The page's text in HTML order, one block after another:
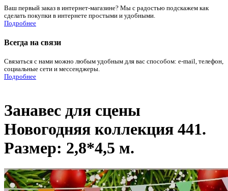
Ваш первый заказ в интернет-магазине? Мы с радостью подскажем как
сделать покупки в интернете простыми и удобными.
Подробнее
Всегда на связи
Связаться с нами можно любым удобным для вас способом: e-mail, телефон,
социальные сети и мессенджеры.
Подробнее
Занавес для сцены
Новогодняя коллекция 441.
Размер: 2,8*4,5 м.